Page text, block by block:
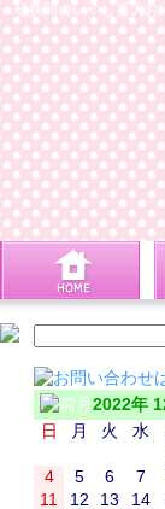
桶狭間のいやし番犬お
2022年
日
月 火 水
4
5 6 7
11
12 13 14